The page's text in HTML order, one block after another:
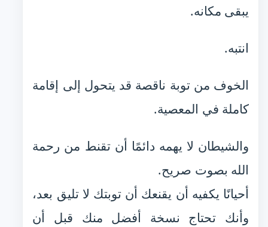
يبقى مكانه.
انتبه.
الخوف من توبة ناقصة قد يتحول إلى إقامة
كاملة في المعصية.
والشيطان لا يهمه دائمًا أن تقنط من رحمة
الله بصوت صريح.
أحيانًا يكفيه أن يقنعك أن توبتك لا تليق بعد،
وأنك تحتاج نسخة أفضل منك قبل أن